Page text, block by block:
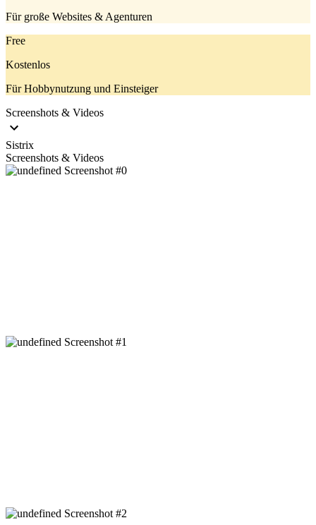
Für große Websites & Agenturen
Free
Kostenlos
Für Hobbynutzung und Einsteiger
Screenshots & Videos
Sistrix
Screenshots & Videos